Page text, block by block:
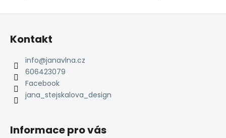
Kontakt
info@janavlna.cz
606423079
Facebook
jana_stejskalova_design
Informace pro vás